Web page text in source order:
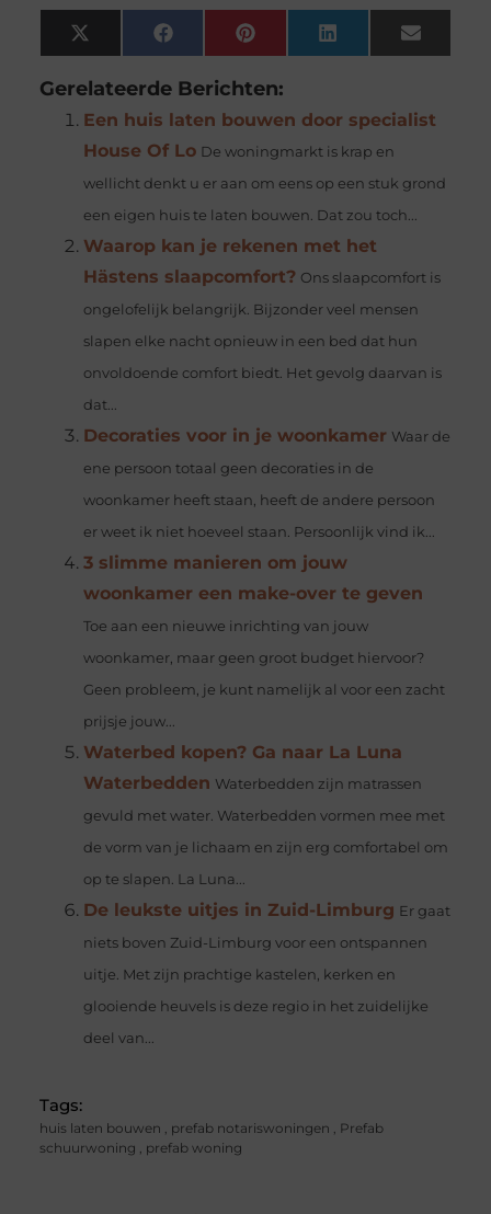
X
(Twitter)
FacebookPinterest LinkedIn Email
Gerelateerde Berichten:
Een huis laten bouwen door specialist
House Of Lo De woningmarkt is krap en
wellicht denkt u er aan om eens op een stuk grond
een eigen huis te laten bouwen. Dat zou toch...
Waarop kan je rekenen met het
Hästens slaapcomfort? Ons slaapcomfort is
ongelofelijk belangrijk. Bijzonder veel mensen
slapen elke nacht opnieuw in een bed dat hun
onvoldoende comfort biedt. Het gevolg daarvan is
dat...
Decoraties voor in je woonkamer Waar de
ene persoon totaal geen decoraties in de
woonkamer heeft staan, heeft de andere persoon
er weet ik niet hoeveel staan. Persoonlijk vind ik...
3 slimme manieren om jouw
woonkamer een make-over te geven
Toe aan een nieuwe inrichting van jouw
woonkamer, maar geen groot budget hiervoor?
Geen probleem, je kunt namelijk al voor een zacht
prijsje jouw...
Waterbed kopen? Ga naar La Luna
Waterbedden Waterbedden zijn matrassen
gevuld met water. Waterbedden vormen mee met
de vorm van je lichaam en zijn erg comfortabel om
op te slapen. La Luna...
De leukste uitjes in Zuid-Limburg Er gaat
niets boven Zuid-Limburg voor een ontspannen
uitje. Met zijn prachtige kastelen, kerken en
glooiende heuvels is deze regio in het zuidelijke
deel van...
Tags:
huis laten bouwen , prefab notariswoningen , Prefab
schuurwoning , prefab woning